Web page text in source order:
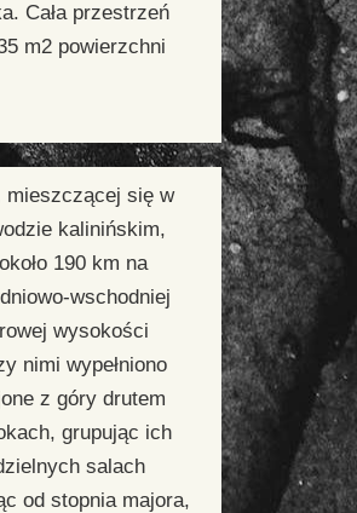
Cała przestrzeń
m2 powierzchni
mieszczącej się w
kalinińskim,
190 km na
wschodniej
wysokości
nimi wypełniono
z góry drutem
grupując ich
salach
od stopnia majora,